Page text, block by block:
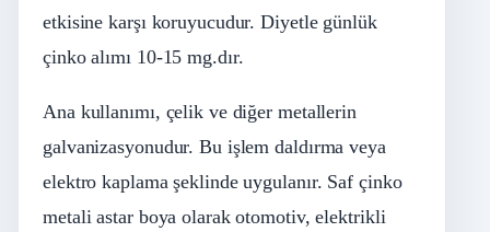
etkisine karşı koruyucudur. Diyetle günlük
çinko alımı 10-15 mg.dır.
Ana kullanımı, çelik ve diğer metallerin
galvanizasyonudur. Bu işlem daldırma veya
elektro kaplama şeklinde uygulanır. Saf çinko
metali astar boya olarak otomotiv, elektrikli